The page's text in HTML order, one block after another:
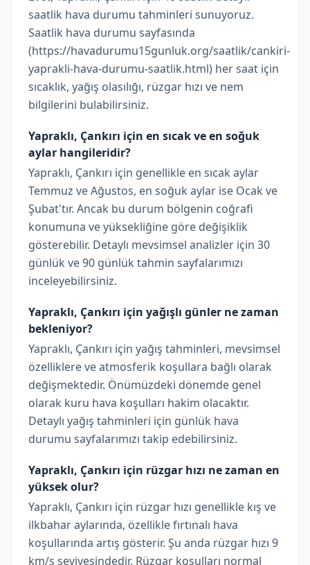
saatlik hava durumu tahminleri sunuyoruz.
Saatlik hava durumu sayfasında
(https://havadurumu15gunluk.org/saatlik/cankiri-
yaprakli-hava-durumu-saatlik.html) her saat için
sıcaklık, yağış olasılığı, rüzgar hızı ve nem
bilgilerini bulabilirsiniz.
Yapraklı, Çankırı için en sıcak ve en soğuk
aylar hangileridir?
Yapraklı, Çankırı için genellikle en sıcak aylar
Temmuz ve Ağustos, en soğuk aylar ise Ocak ve
Şubat'tır. Ancak bu durum bölgenin coğrafi
konumuna ve yüksekliğine göre değişiklik
gösterebilir. Detaylı mevsimsel analizler için 30
günlük ve 90 günlük tahmin sayfalarımızı
inceleyebilirsiniz.
Yapraklı, Çankırı için yağışlı günler ne zaman
bekleniyor?
Yapraklı, Çankırı için yağış tahminleri, mevsimsel
özelliklere ve atmosferik koşullara bağlı olarak
değişmektedir. Önümüzdeki dönemde genel
olarak kuru hava koşulları hakim olacaktır.
Detaylı yağış tahminleri için günlük hava
durumu sayfalarımızı takip edebilirsiniz.
Yapraklı, Çankırı için rüzgar hızı ne zaman en
yüksek olur?
Yapraklı, Çankırı için rüzgar hızı genellikle kış ve
ilkbahar aylarında, özellikle fırtınalı hava
koşullarında artış gösterir. Şu anda rüzgar hızı 9
km/s seviyesindedir. Rüzgar koşulları normal